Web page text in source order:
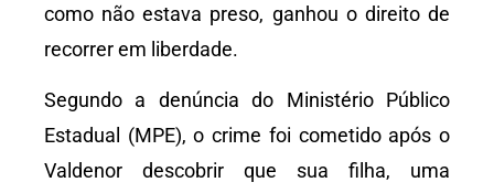
como não estava preso, ganhou o direito de
recorrer em liberdade.
Segundo a denúncia do Ministério Público
Estadual (MPE), o crime foi cometido após o
Valdenor descobrir que sua filha, uma